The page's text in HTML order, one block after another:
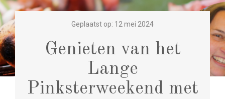
Geplaatst op: 12 mei 2024
Genieten van het
Lange
Pinksterweekend met